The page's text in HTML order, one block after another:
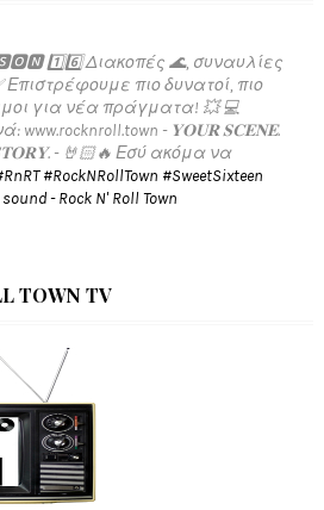
1️⃣6️⃣ Διακοπές 🌊, συναυλίες
Επιστρέφουμε πιο δυνατοί, πιο
για νέα πράγματα! 💥 💻
www.rocknroll.town - 𝐘𝐎𝐔𝐑 𝐒𝐂𝐄𝐍𝐄.
- 🤘🏻🔥 Εσύ ακόμα να
#RockNRollTown #SweetSixteen
- Rock N' Roll Town
TOWN TV